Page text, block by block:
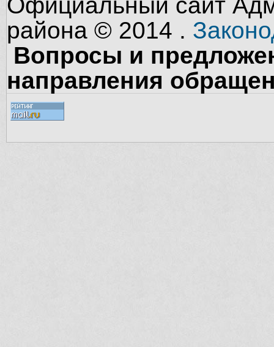
Официальный сайт
района © 2014 .
Вопросы и
направления